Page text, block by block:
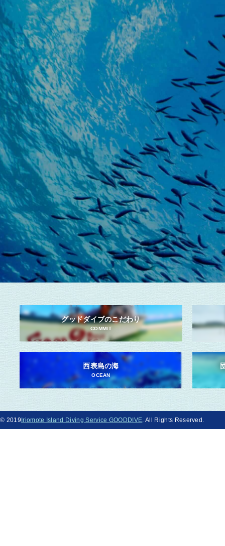
グッドダイブのこだわり
COMMIT
西表島の海
OCEAN
© 2019Iriomote Island Diving Service GOODDIVE . All Rights Reserved.